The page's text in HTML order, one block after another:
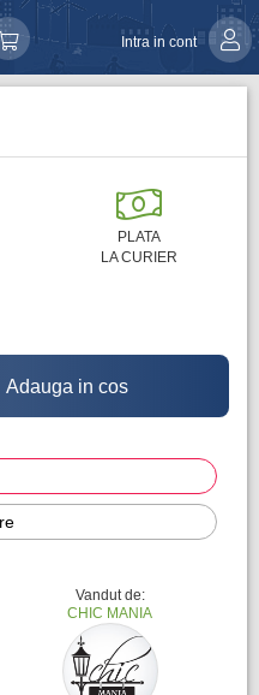
Intra in cont
PLATA
LA CURIER
Adauga in cos
Vandut de:
CHIC MANIA